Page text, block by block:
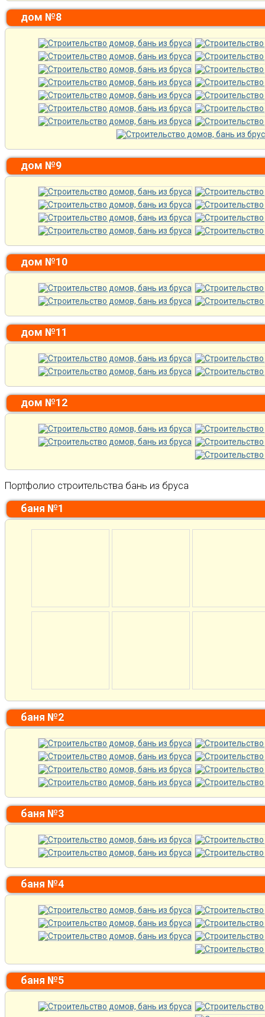
дом №8
дом №9
дом №10
дом №11
дом №12
Портфолио строительства бань из бруса
баня №1
баня №2
баня №3
баня №4
баня №5